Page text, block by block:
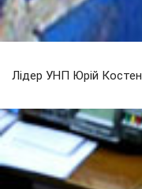
Лідер УНП Юрій